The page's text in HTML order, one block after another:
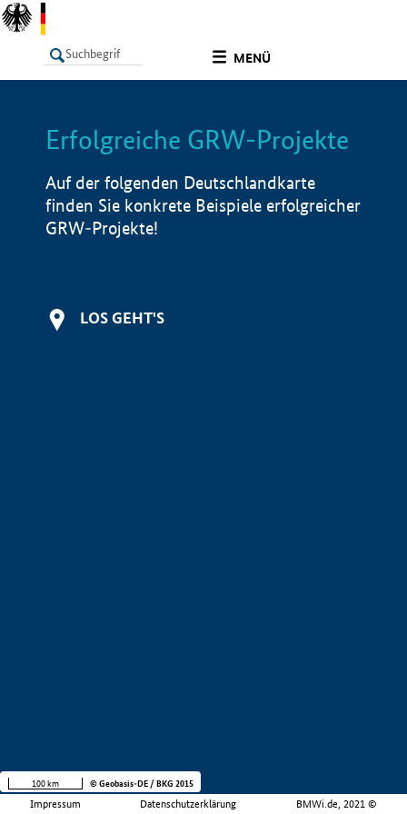
MENÜ
LISTE Info
Erfolgreiche GRW-Projekte
Auf der folgenden Deutschlandkarte
finden Sie konkrete Beispiele erfolgreicher
GRW-Projekte!
LOS GEHT'S
Impressum Datenschutzerklärung BMWi.de, 2021 ©
100 km © Geobasis-DE / BKG 2015